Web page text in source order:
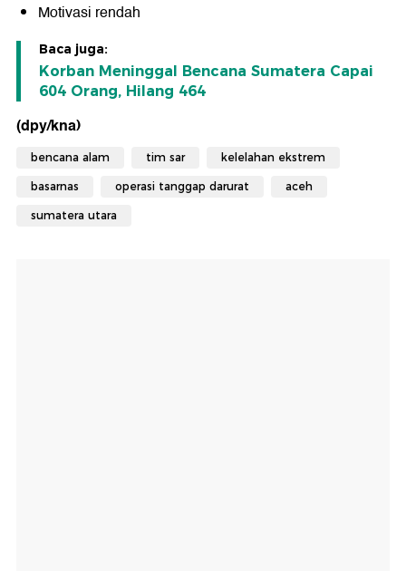
Motivasi rendah
Baca juga:
Korban Meninggal Bencana Sumatera Capai
604 Orang, Hilang 464
(dpy/kna)
bencana alam tim sar kelelahan ekstrem
basarnas operasi tanggap darurat aceh
sumatera utara